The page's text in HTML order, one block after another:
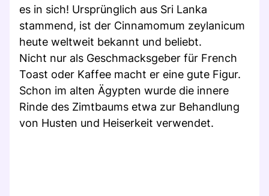
es in sich! Ursprünglich aus Sri Lanka
stammend, ist der Cinnamomum zeylanicum
heute weltweit bekannt und beliebt.
Nicht nur als Geschmacksgeber für French
Toast oder Kaffee macht er eine gute Figur.
Schon im alten Ägypten wurde die innere
Rinde des Zimtbaums etwa zur Behandlung
von Husten und Heiserkeit verwendet.